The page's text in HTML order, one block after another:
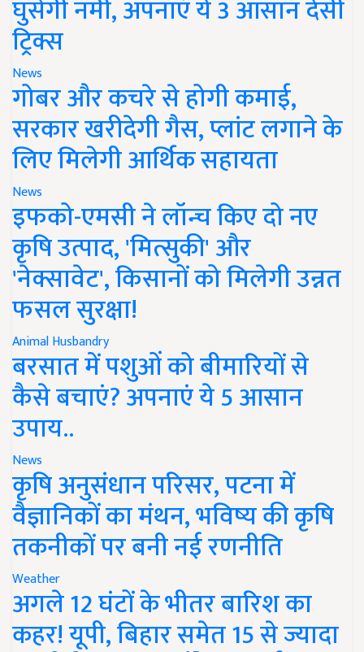
घुसेगी नमी, अपनाएं ये 3 आसान देसी
ट्रिक्स
News
गोबर और कचरे से होगी कमाई,
सरकार खरीदेगी गैस, प्लांट लगाने के
लिए मिलेगी आर्थिक सहायता
News
इफको-एमसी ने लॉन्च किए दो नए
कृषि उत्पाद, 'मित्सुकी' और
'नेक्सावेट', किसानों को मिलेगी उन्नत
फसल सुरक्षा!
Animal Husbandry
बरसात में पशुओं को बीमारियों से
कैसे बचाएं? अपनाएं ये 5 आसान
उपाय..
News
कृषि अनुसंधान परिसर, पटना में
वैज्ञानिकों का मंथन, भविष्य की कृषि
तकनीकों पर बनी नई रणनीति
Weather
अगले 12 घंटों के भीतर बारिश का
कहर! यूपी, बिहार समेत 15 से ज्यादा